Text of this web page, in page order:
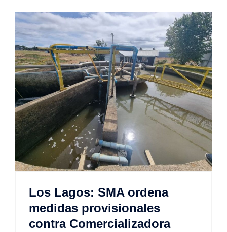
Los Lagos: SMA ordena
medidas provisionales
contra Comercializadora